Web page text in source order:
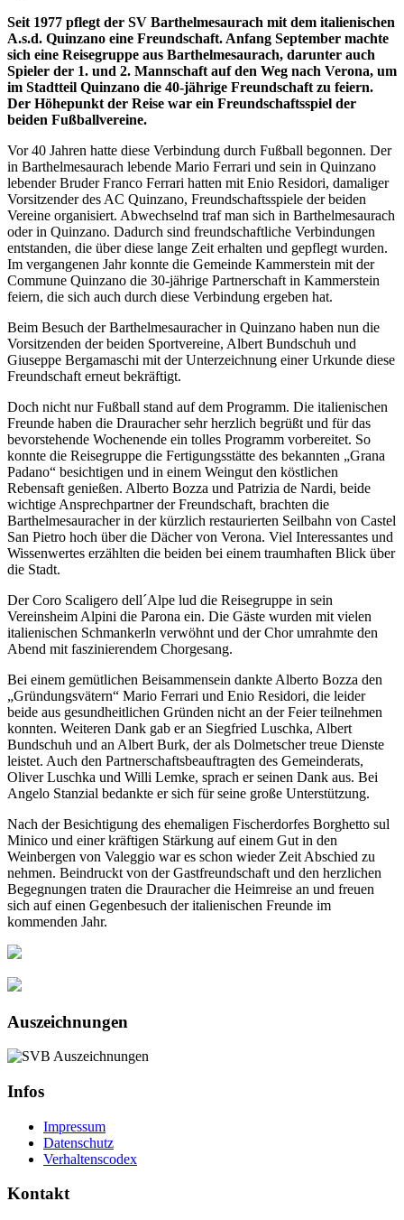
Seit 1977 pflegt der SV Barthelmesaurach mit dem italienischen
A.s.d. Quinzano eine Freundschaft. Anfang September machte
sich eine Reisegruppe aus Barthelmesaurach, darunter auch
Spieler der 1. und 2. Mannschaft auf den Weg nach Verona, um
im Stadtteil Quinzano die 40-jährige Freundschaft zu feiern.
Der Höhepunkt der Reise war ein Freundschaftsspiel der
beiden Fußballvereine.
Vor 40 Jahren hatte diese Verbindung durch Fußball begonnen. Der
in Barthelmesaurach lebende Mario Ferrari und sein in Quinzano
lebender Bruder Franco Ferrari hatten mit Enio Residori, damaliger
Vorsitzender des AC Quinzano, Freundschaftsspiele der beiden
Vereine organisiert. Abwechselnd traf man sich in Barthelmesaurach
oder in Quinzano. Dadurch sind freundschaftliche Verbindungen
entstanden, die über diese lange Zeit erhalten und gepflegt wurden.
Im vergangenen Jahr konnte die Gemeinde Kammerstein mit der
Commune Quinzano die 30-jährige Partnerschaft in Kammerstein
feiern, die sich auch durch diese Verbindung ergeben hat.
Beim Besuch der Barthelmesauracher in Quinzano haben nun die
Vorsitzenden der beiden Sportvereine, Albert Bundschuh und
Giuseppe Bergamaschi mit der Unterzeichnung einer Urkunde diese
Freundschaft erneut bekräftigt.
Doch nicht nur Fußball stand auf dem Programm. Die italienischen
Freunde haben die Drauracher sehr herzlich begrüßt und für das
bevorstehende Wochenende ein tolles Programm vorbereitet. So
konnte die Reisegruppe die Fertigungsstätte des bekannten „Grana
Padano“ besichtigen und in einem Weingut den köstlichen
Rebensaft genießen. Alberto Bozza und Patrizia de Nardi, beide
wichtige Ansprechpartner der Freundschaft, brachten die
Barthelmesauracher in der kürzlich restaurierten Seilbahn von Castel
San Pietro hoch über die Dächer von Verona. Viel Interessantes und
Wissenwertes erzählten die beiden bei einem traumhaften Blick über
die Stadt.
Der Coro Scaligero dell´Alpe lud die Reisegruppe in sein
Vereinsheim Alpini die Parona ein. Die Gäste wurden mit vielen
italienischen Schmankerln verwöhnt und der Chor umrahmte den
Abend mit faszinierendem Chorgesang.
Bei einem gemütlichen Beisammensein dankte Alberto Bozza den
„Gründungsvätern“ Mario Ferrari und Enio Residori, die leider
beide aus gesundheitlichen Gründen nicht an der Feier teilnehmen
konnten. Weiteren Dank gab er an Siegfried Luschka, Albert
Bundschuh und an Albert Burk, der als Dolmetscher treue Dienste
leistet. Auch den Partnerschaftsbeauftragten des Gemeinderats,
Oliver Luschka und Willi Lemke, sprach er seinen Dank aus. Bei
Angelo Stanzial bedankte er sich für seine große Unterstützung.
Nach der Besichtigung des ehemaligen Fischerdorfes Borghetto sul
Minico und einer kräftigen Stärkung auf einem Gut in den
Weinbergen von Valeggio war es schon wieder Zeit Abschied zu
nehmen. Beindruckt von der Gastfreundschaft und den herzlichen
Begegnungen traten die Drauracher die Heimreise an und freuen
sich auf einen Gegenbesuch der italienischen Freunde im
kommenden Jahr.
Auszeichnungen
Infos
Impressum
Datenschutz
Verhaltenscodex
Kontakt